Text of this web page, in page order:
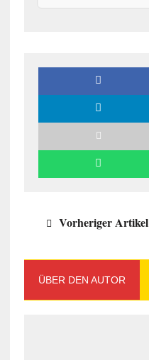
Vorheriger Artikel
ÜBER DEN AUTOR